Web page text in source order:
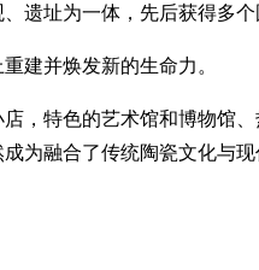
遗址为一体，先后获得多个
建并焕发新的生命力。
，特色的艺术馆和博物馆、
为融合了传统陶瓷文化与现